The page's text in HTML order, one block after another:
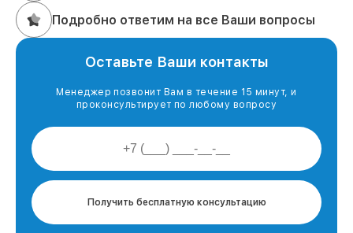
Подробно ответим на все Ваши вопросы
Оставьте Ваши контакты
Менеджер позвонит Вам в течение 15 минут, и
проконсультирует по любому вопросу
Получить бесплатную консультацию